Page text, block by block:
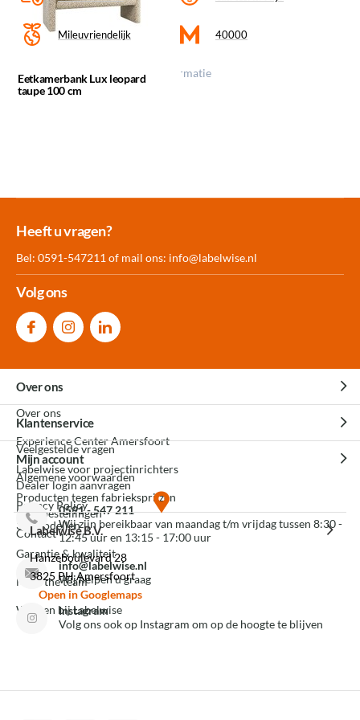
Mileuvriendelijk 40000
Klik op een icoon voor meer informatie
Eetkamerbank Lux leopard
taupe 100 cm
Meer dan 30.000
Heeft u vragen?
Bel: 0591-547211 of mail ons: info@labelwise.nl
Volg ons
Over ons
Over ons
Experience Center Amersfoort
Labelwise voor projectinrichters
Producten tegen fabrieksprijzen
3D modellen
Garantie & kwaliteit
Meet the team
Werken bij Labelwise
Klantenservice
Veelgestelde vragen
Algemene voorwaarden
Privacy Policy
Contact
Mijn account
Dealer login aanvragen
Mijn bestellingen
0591 - 547 211
Wij zijn bereikbaar van maandag t/m vrijdag tussen 8:30 -
12:45 uur en 13:15 - 17:00 uur
info@labelwise.nl
Wij helpen u graag
Instagram
Volg ons ook op Instagram om op de hoogte te blijven
Labelwise B.V.
Hanzeboulevard 28
3825 PH Amersfoort
Open in Googlemaps